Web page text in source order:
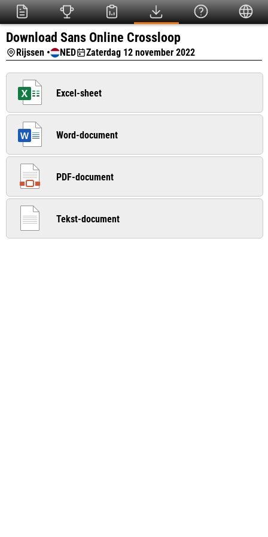
Download Sans Online Crossloop
Rijssen • NED Zaterdag 12 november 2022
Excel-sheet
Word-document
PDF-document
Tekst-document